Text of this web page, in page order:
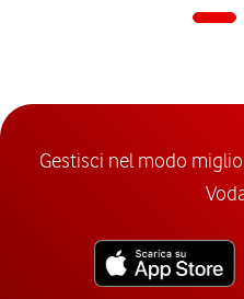
Gestisci nel modo